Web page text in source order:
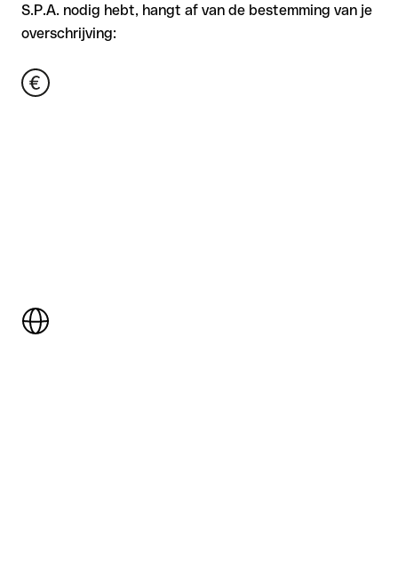
S.P.A. nodig hebt, hangt af van de bestemming van je
overschrijving: